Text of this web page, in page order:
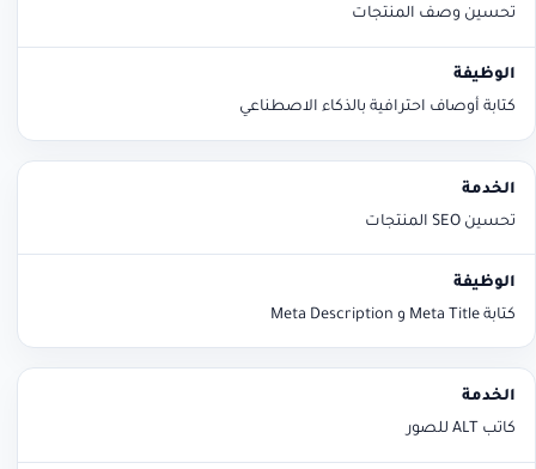
تحسين وصف المنتجات
كتابة أوصاف احترافية بالذكاء الاصطناعي
تحسين SEO المنتجات
كتابة Meta Title و Meta Description
كاتب ALT للصور